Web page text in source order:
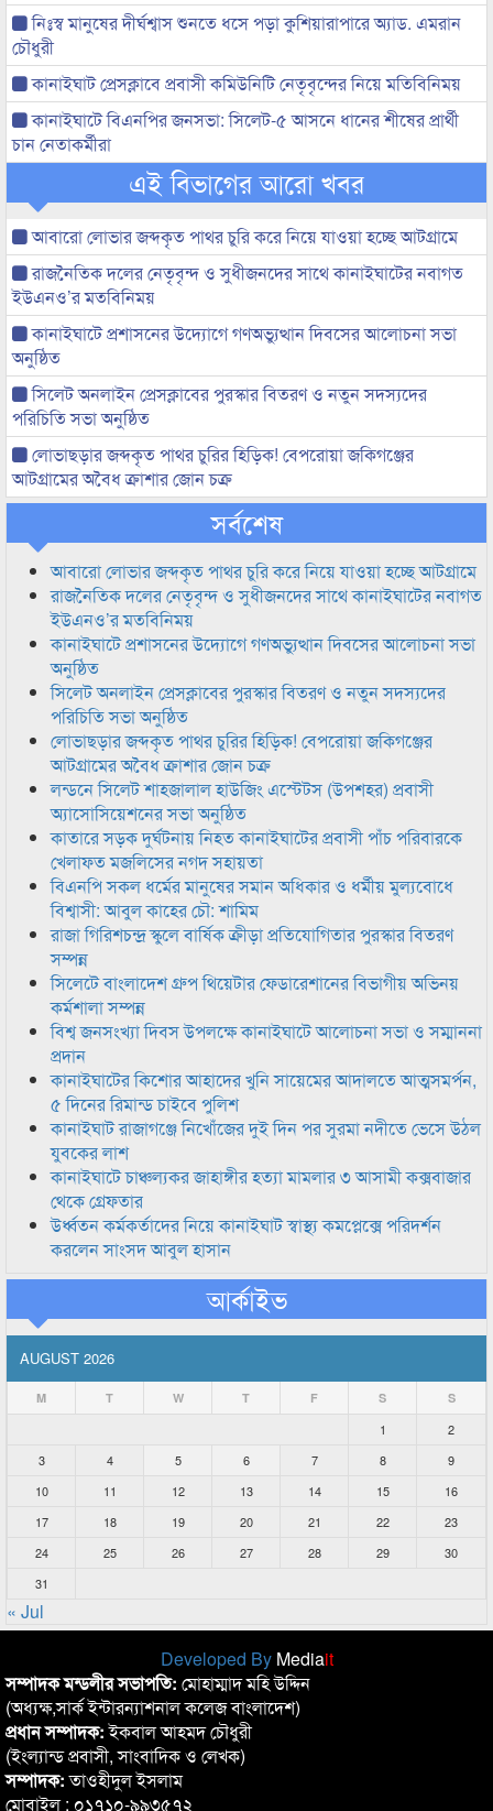
নিঃস্ব মানুষের দীর্ঘশ্বাস শুনতে ধসে পড়া কুশিয়ারাপারে অ্যাড. এমরান
চৌধুরী
কানাইঘাট প্রেসক্লাবে প্রবাসী কমিউনিটি নেতৃবৃন্দের নিয়ে মতিবিনিময়
কানাইঘাটে বিএনপির জনসভা: সিলেট-৫ আসনে ধানের শীষের প্রার্থী
চান নেতাকর্মীরা
এই বিভাগের আরো খবর
আবারো লোভার জব্দকৃত পাথর চুরি করে নিয়ে যাওয়া হচ্ছে আটগ্রামে
রাজনৈতিক দলের নেতৃবৃন্দ ও সুধীজনদের সাথে কানাইঘাটের নবাগত
ইউএনও’র মতবিনিময়
কানাইঘাটে প্রশাসনের উদ্যোগে গণঅভ্যুত্থান দিবসের আলোচনা সভা
অনুষ্ঠিত
সিলেট অনলাইন প্রেসক্লাবের পুরস্কার বিতরণ ও নতুন সদস্যদের
পরিচিতি সভা অনুষ্ঠিত
লোভাছড়ার জব্দকৃত পাথর চুরির হিড়িক! বেপরোয়া জকিগঞ্জের
আটগ্রামের অবৈধ ক্রাশার জোন চক্র
সর্বশেষ
আবারো লোভার জব্দকৃত পাথর চুরি করে নিয়ে যাওয়া হচ্ছে আটগ্রামে
রাজনৈতিক দলের নেতৃবৃন্দ ও সুধীজনদের সাথে কানাইঘাটের নবাগত
ইউএনও’র মতবিনিময়
কানাইঘাটে প্রশাসনের উদ্যোগে গণঅভ্যুত্থান দিবসের আলোচনা সভা
অনুষ্ঠিত
সিলেট অনলাইন প্রেসক্লাবের পুরস্কার বিতরণ ও নতুন সদস্যদের
পরিচিতি সভা অনুষ্ঠিত
লোভাছড়ার জব্দকৃত পাথর চুরির হিড়িক! বেপরোয়া জকিগঞ্জের
আটগ্রামের অবৈধ ক্রাশার জোন চক্র
লন্ডনে সিলেট শাহজালাল হাউজিং এস্টেটস (উপশহর) প্রবাসী
অ্যাসোসিয়েশনের সভা অনুষ্ঠিত
কাতারে সড়ক দুর্ঘটনায় নিহত কানাইঘাটের প্রবাসী পাঁচ পরিবারকে
খেলাফত মজলিসের নগদ সহায়তা
বিএনপি সকল ধর্মের মানুষের সমান অধিকার ও ধর্মীয় মুল্যবোধে
বিশ্বাসী: আবুল কাহের চৌ: শামিম
রাজা গিরিশচন্দ্র স্কুলে বার্ষিক ক্রীড়া প্রতিযোগিতার পুরস্কার বিতরণ
সম্পন্ন
সিলেটে বাংলাদেশ গ্রুপ থিয়েটার ফেডারেশানের বিভাগীয় অভিনয়
কর্মশালা সম্পন্ন
বিশ্ব জনসংখ্যা দিবস উপলক্ষে কানাইঘাটে আলোচনা সভা ও সম্মাননা
প্রদান
কানাইঘাটের কিশোর আহাদের খুনি সায়েমের আদালতে আত্মসমর্পন,
৫ দিনের রিমান্ড চাইবে পুলিশ
কানাইঘাট রাজাগঞ্জে নিখোঁজের দুই দিন পর সুরমা নদীতে ভেসে উঠল
যুবকের লাশ
কানাইঘাটে চাঞ্চল্যকর জাহাঙ্গীর হত্যা মামলার ৩ আসামী কক্সবাজার
থেকে গ্রেফতার
উর্ধ্বতন কর্মকর্তাদের নিয়ে কানাইঘাট স্বাস্থ্য কমপ্লেক্সে পরিদর্শন
করলেন সাংসদ আবুল হাসান
আর্কাইভ
AUGUST 2026
M T W T F S S
1
2
3
4 5 6 7 8
9
10
11 12 13 14 15
16
17
18 19 20 21 22
23
24
25 26 27 28 29
30
31
« Jul
Developed By Mediait
সম্পাদক মন্ডলীর সভাপতি: মোহাম্মাদ মহি উদ্দিন
(অধ্যক্ষ,সার্ক ইন্টারন্যাশনাল কলেজ বাংলাদেশ)
প্রধান সম্পাদক:ইকবাল আহমদ চৌধুরী
(ইংল্যান্ড প্রবাসী, সাংবাদিক ও লেখক)
সম্পাদক:তাওহীদুল ইসলাম
মোবাইল : ০১৭১০-৯৯৩৫৭২